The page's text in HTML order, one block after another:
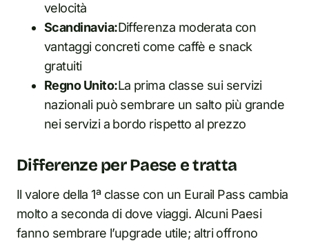
velocità
Scandinavia:Differenza moderata con
vantaggi concreti come caffè e snack
gratuiti
Regno Unito:La prima classe sui servizi
nazionali può sembrare un salto più grande
nei servizi a bordo rispetto al prezzo
Differenze per Paese e tratta
Il valore della 1ª classe con un Eurail Pass cambia
molto a seconda di dove viaggi. Alcuni Paesi
fanno sembrare l’upgrade utile; altri offrono